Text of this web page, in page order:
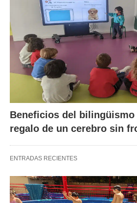
Beneficios del bilingüismo
regalo de un cerebro sin
ENTRADAS RECIENTES